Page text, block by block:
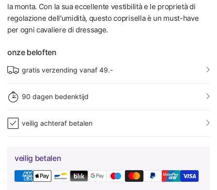
la monta. Con la sua eccellente vestibilità e le proprietà di
regolazione dell'umidità, questo coprisella è un must-have
per ogni cavaliere di dressage.
onze beloften
gratis verzending vanaf 49.-
90 dagen bedenktijd
veilig achteraf betalen
veilig betalen